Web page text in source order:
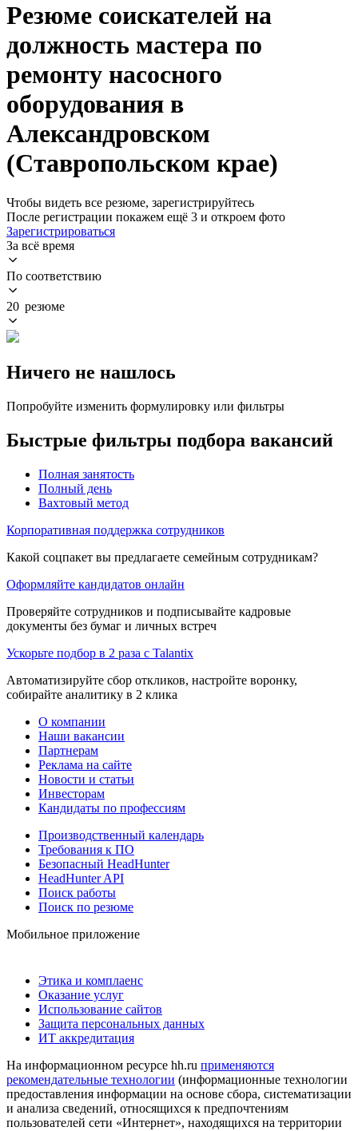
Резюме соискателей на
должность мастера по
ремонту насосного
оборудования в
Александровском
(Ставропольском крае)
Чтобы видеть все резюме, зарегистрируйтесь
После регистрации покажем ещё 3 и откроем фото
Зарегистрироваться
За всё время
По соответствию
20 резюме
Ничего не нашлось
Попробуйте изменить формулировку или фильтры
Быстрые фильтры подбора вакансий
Полная занятость
Полный день
Вахтовый метод
Корпоративная поддержка сотрудников
Какой соцпакет вы предлагаете семейным сотрудникам?
Оформляйте кандидатов онлайн
Проверяйте сотрудников и подписывайте кадровые
документы без бумаг и личных встреч
Ускорьте подбор в 2 раза с Talantix
Автоматизируйте сбор откликов, настройте воронку,
собирайте аналитику в 2 клика
О компании
Наши вакансии
Партнерам
Реклама на сайте
Новости и статьи
Инвесторам
Кандидаты по профессиям
Производственный календарь
Требования к ПО
Безопасный HeadHunter
HeadHunter API
Поиск работы
Поиск по резюме
Мобильное приложение
Этика и комплаенс
Оказание услуг
Использование сайтов
Защита персональных данных
ИТ аккредитация
На информационном ресурсе hh.ru применяются
рекомендательные технологии (информационные технологии
предоставления информации на основе сбора, систематизации
и анализа сведений, относящихся к предпочтениям
пользователей сети «Интернет», находящихся на территории